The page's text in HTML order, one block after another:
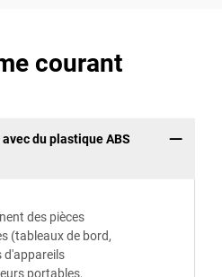
courant
du plastique ABS
des pièces
(tableaux de bord,
d'appareils
portables,